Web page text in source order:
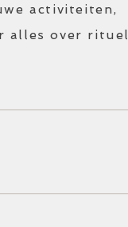
activiteiten,
alles over